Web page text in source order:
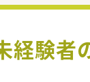
経験者